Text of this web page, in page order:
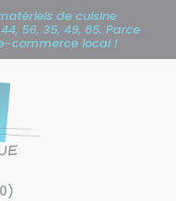
de cuisine
56, 35, 49, 85. Parce
commerce local !